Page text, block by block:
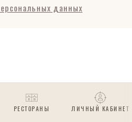
РЕСТОРАНЫ ЛИЧНЫЙ КАБИНЕТ
данных